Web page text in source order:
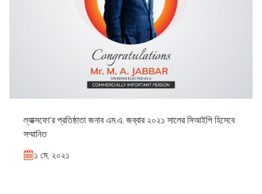
ল্যাক্সফো’র প্রতিষ্ঠাতা জনাব এম.এ. জব্বার ২০২১ সালের সিআইপি হিসেবে
সম্মানিত
১ মে, ২০২১